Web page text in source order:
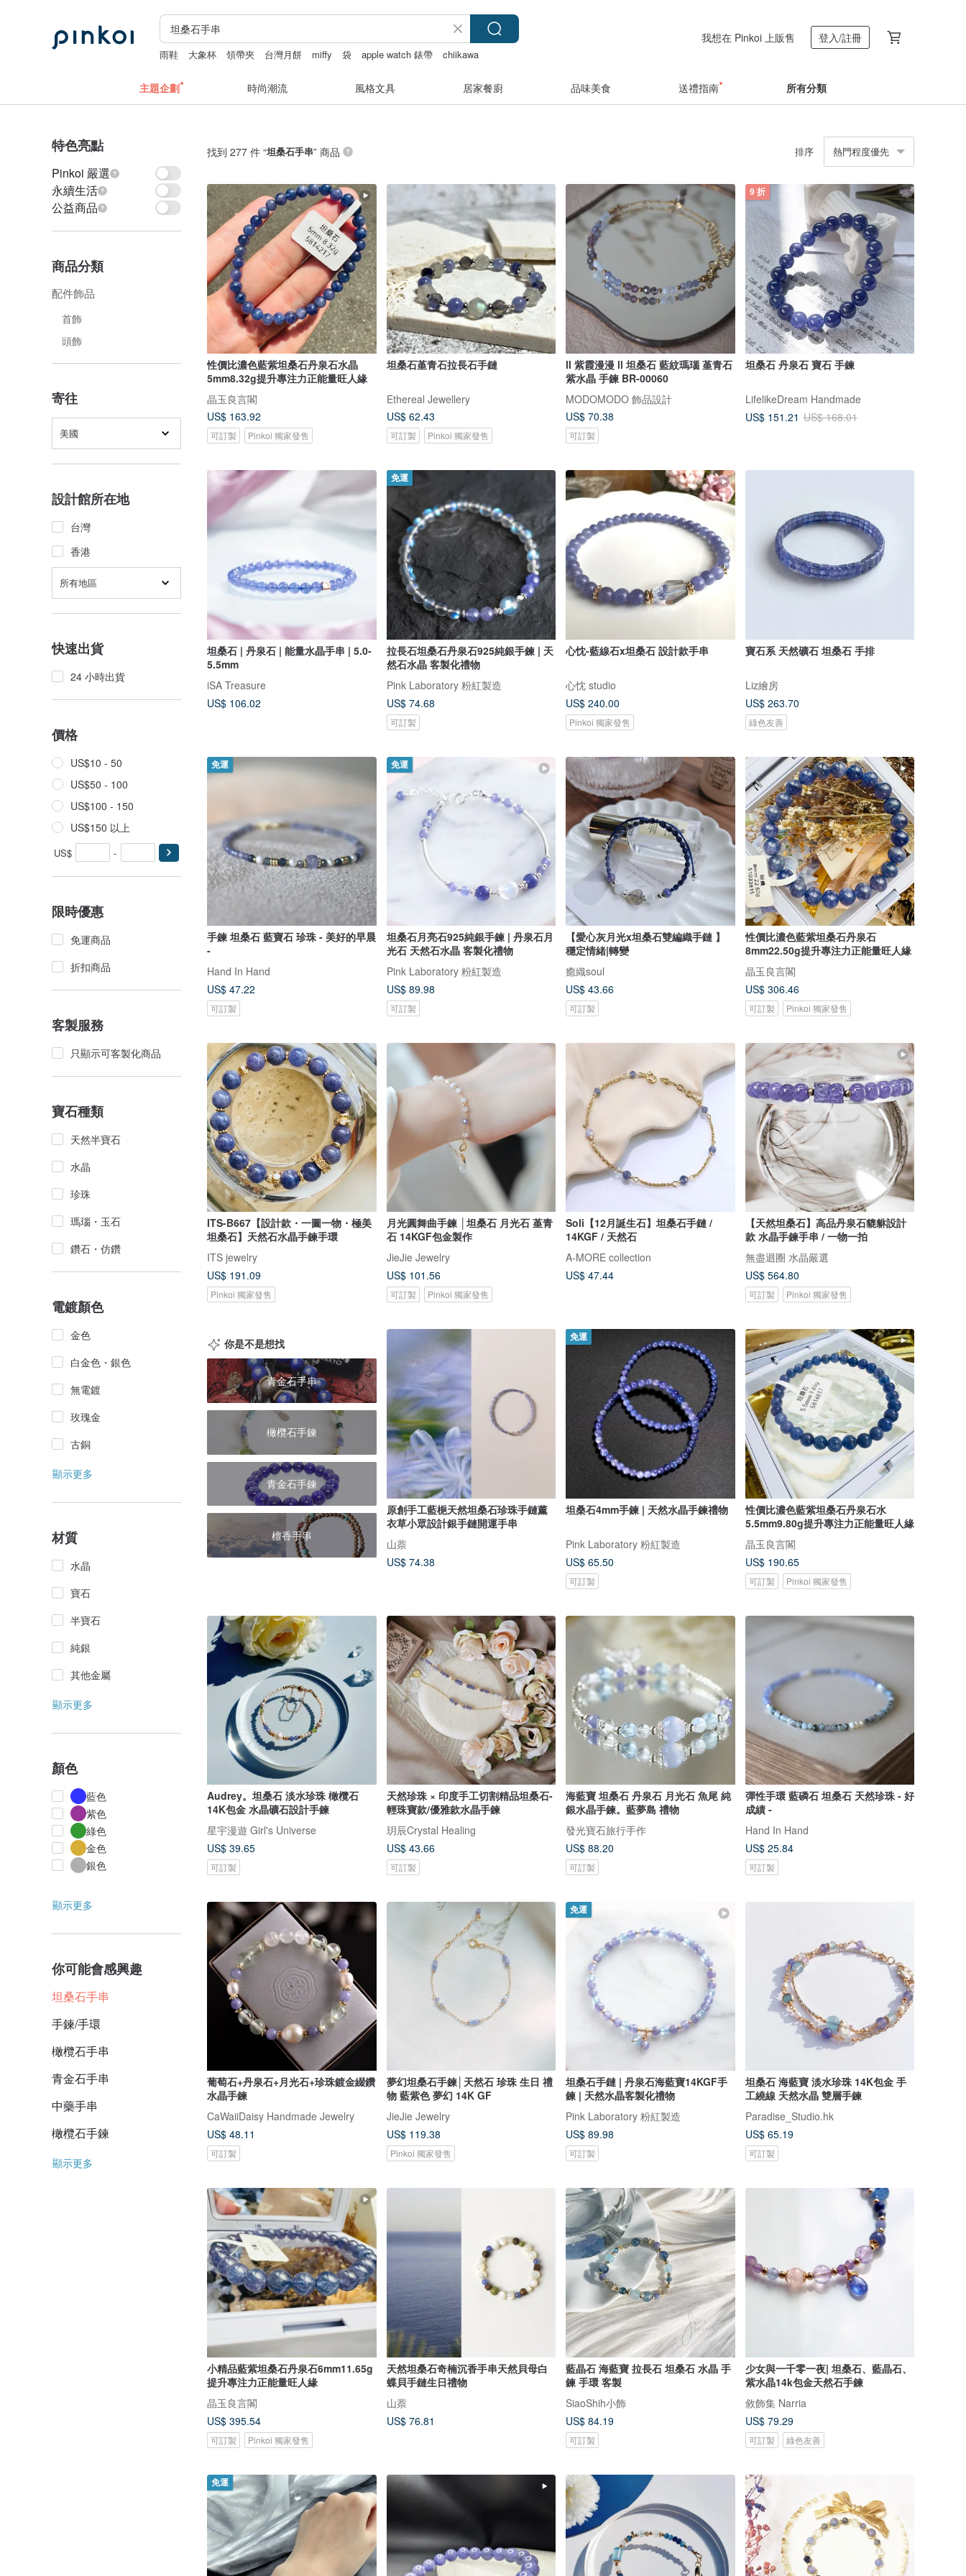
雨鞋 大象杯 領帶夾 台灣月餅 miffy 袋 apple watch 錶帶 chiikawa
我想在 Pinkoi 上販售 登入/註冊
主題企劃 時尚潮流 風格文具 居家餐廚 品味美食 送禮指南 所有分類
特色亮點
Pinkoi 嚴選
永續生活
公益商品
商品分類
配件飾品
首飾
頭飾
寄往
美國
設計館所在地
台灣
香港
所有地區
快速出貨
24 小時出貨
價格
US$10 - 50
US$50 - 100
US$100 - 150
US$150 以上
US$ -
限時優惠
免運商品
折扣商品
客製服務
只顯示可客製化商品
寶石種類
天然半寶石
水晶
珍珠
瑪瑙・玉石
鑽石・仿鑽
電鍍顏色
金色
白金色・銀色
無電鍍
玫瑰金
古銅
顯示更多
材質
水晶
寶石
半寶石
純銀
其他金屬
顯示更多
顏色
藍色
紫色
綠色
金色
銀色
顯示更多
你可能會感興趣
坦桑石手串
手鍊/手環
橄欖石手串
青金石手串
中藥手串
橄欖石手鍊
顯示更多
找到 277 件 “坦桑石手串” 商品 排序 熱門程度優先
性價比濃色藍紫坦桑石丹泉石水晶
5mm8.32g提升專注力正能量旺人緣
晶玉良言閣
US$ 163.92
可訂製 Pinkoi 獨家發售
坦桑石堇青石拉長石手鏈
Ethereal Jewellery
US$ 62.43
可訂製 Pinkoi 獨家發售
ll 紫霞漫漫 ll 坦桑石 藍紋瑪瑙 堇青石
紫水晶 手鍊 BR-00060
MODOMODO 飾品設計
US$ 70.38
可訂製
9 折
坦桑石 丹泉石 寶石 手鍊
LifelikeDream Handmade
US$ 151.21 US$ 168.01
坦桑石 | 丹泉石 | 能量水晶手串 | 5.0-
5.5mm
iSA Treasure
US$ 106.02
免運
拉長石坦桑石丹泉石925純銀手鍊 | 天
然石水晶 客製化禮物
Pink Laboratory 粉紅製造
US$ 74.68
可訂製
心忱-藍線石x坦桑石 設計款手串
心忱 studio
US$ 240.00
Pinkoi 獨家發售
寶石系 天然礦石 坦桑石 手排
Liz繪房
US$ 263.70
綠色友善
免運
手鍊 坦桑石 藍寶石 珍珠 - 美好的早晨
-
Hand In Hand
US$ 47.22
可訂製
免運
坦桑石月亮石925純銀手鍊 | 丹泉石月
光石 天然石水晶 客製化禮物
Pink Laboratory 粉紅製造
US$ 89.98
可訂製
【愛心灰月光x坦桑石雙編織手鏈 】
穩定情緒|轉變
癒織soul
US$ 43.66
可訂製
性價比濃色藍紫坦桑石丹泉石
8mm22.50g提升專注力正能量旺人緣
晶玉良言閣
US$ 306.46
可訂製 Pinkoi 獨家發售
ITS-B667【設計款・一圖一物・極美
坦桑石】天然石水晶手鍊手環
ITS jewelry
US$ 191.09
Pinkoi 獨家發售
月光圓舞曲手鍊 │坦桑石 月光石 堇青
石 14KGF包金製作
JieJie Jewelry
US$ 101.56
可訂製 Pinkoi 獨家發售
Soli【12月誕生石】坦桑石手鏈 /
14KGF / 天然石
A-MORE collection
US$ 47.44
【天然坦桑石】高品丹泉石貔貅設計
款 水晶手鍊手串 / 一物一拍
無盡迴圈 水晶嚴選
US$ 564.80
可訂製 Pinkoi 獨家發售
你是不是想找
青金石手串
橄欖石手鍊
青金石手鍊
檀香手串
原創手工藍梔天然坦桑石珍珠手鏈薰
衣草小眾設計銀手鏈開運手串
山萘
US$ 74.38
免運
坦桑石4mm手鍊 | 天然水晶手鍊禮物
Pink Laboratory 粉紅製造
US$ 65.50
可訂製
性價比濃色藍紫坦桑石丹泉石水
5.5mm9.80g提升專注力正能量旺人緣
晶玉良言閣
US$ 190.65
可訂製 Pinkoi 獨家發售
Audrey。坦桑石 淡水珍珠 橄欖石
14K包金 水晶礦石設計手鍊
星宇漫遊 Girl's Universe
US$ 39.65
可訂製
天然珍珠 × 印度手工切割精品坦桑石-
輕珠寶款/優雅款水晶手鍊
玥辰Crystal Healing
US$ 43.66
可訂製
海藍寶 坦桑石 丹泉石 月光石 魚尾 純
銀水晶手鍊。藍夢島 禮物
發光寶石旅行手作
US$ 88.20
可訂製
彈性手環 藍磷石 坦桑石 天然珍珠 - 好
成績 -
Hand In Hand
US$ 25.84
可訂製
葡萄石+丹泉石+月光石+珍珠鍍金綴鑽
水晶手鍊
CaWaiiDaisy Handmade Jewelry
US$ 48.11
可訂製
夢幻坦桑石手鍊│天然石 珍珠 生日 禮
物 藍紫色 夢幻 14K GF
JieJie Jewelry
US$ 119.38
Pinkoi 獨家發售
免運
坦桑石手鏈 | 丹泉石海藍寶14KGF手
鍊 | 天然水晶客製化禮物
Pink Laboratory 粉紅製造
US$ 89.98
可訂製
坦桑石 海藍寶 淡水珍珠 14K包金 手
工繞線 天然水晶 雙層手鍊
Paradise_Studio.hk
US$ 65.19
可訂製
小精品藍紫坦桑石丹泉石6mm11.65g
提升專注力正能量旺人緣
晶玉良言閣
US$ 395.54
可訂製 Pinkoi 獨家發售
天然坦桑石奇楠沉香手串天然貝母白
蝶貝手鏈生日禮物
山萘
US$ 76.81
藍晶石 海藍寶 拉長石 坦桑石 水晶 手
鍊 手環 客製
SiaoShih小飾
US$ 84.19
可訂製
少女與一千零一夜| 坦桑石、藍晶石、
紫水晶14k包金天然石手鍊
敘飾集 Narria
US$ 79.29
可訂製 綠色友善
免運